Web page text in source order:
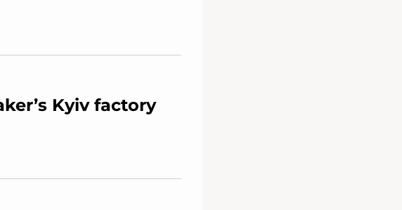
Kyiv factory